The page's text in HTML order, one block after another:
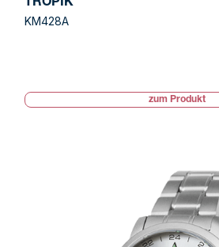
TROPIK
KM428A
zum Produkt